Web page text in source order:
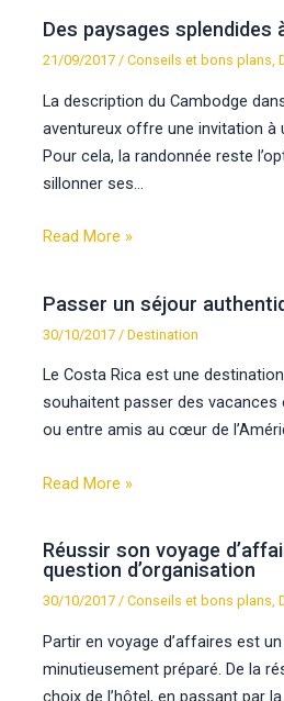
Des paysages splendides
21/09/2017/Conseils et bons plans,
La description du Cambodge
aventureux offre une invitation à
Pour cela, la randonnée reste
sillonner ses…
Read More »
Passer un séjour
30/10/2017 /Destination
Le Costa Rica est une
souhaitent passer des vacances
ou entre amis au cœur de
Read More »
Réussir son voyage
question d’organisation
30/10/2017/Conseils et bons plans,
Partir en voyage d’affaires est
minutieusement préparé. De la
choix de l’hôtel, en passant par